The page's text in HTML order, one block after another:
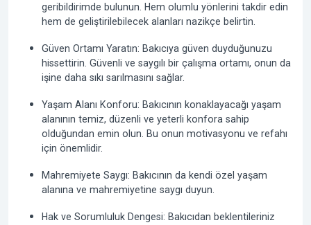
geribildirimde bulunun. Hem olumlu yönlerini takdir edin
hem de geliştirilebilecek alanları nazikçe belirtin.
Güven Ortamı Yaratın: Bakıcıya güven duyduğunuzu
hissettirin. Güvenli ve saygılı bir çalışma ortamı, onun da
işine daha sıkı sarılmasını sağlar.
Yaşam Alanı Konforu: Bakıcının konaklayacağı yaşam
alanının temiz, düzenli ve yeterli konfora sahip
olduğundan emin olun. Bu onun motivasyonu ve refahı
için önemlidir.
Mahremiyete Saygı: Bakıcının da kendi özel yaşam
alanına ve mahremiyetine saygı duyun.
Hak ve Sorumluluk Dengesi: Bakıcıdan beklentileriniz